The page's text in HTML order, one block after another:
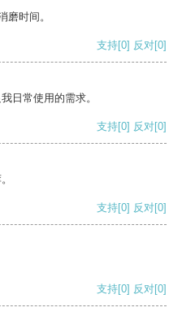
磨时间。
支持[0] 反对[0]
日常使用的需求。
支持[0] 反对[0]
支持[0] 反对[0]
支持[0] 反对[0]